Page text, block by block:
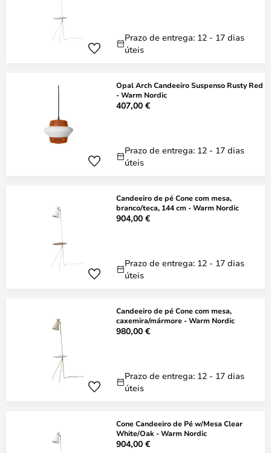
Prazo de entrega: 12 - 17 dias
úteis
Opal Arch Candeeiro Suspenso Rusty Red
- Warm Nordic
407,00 €
Prazo de entrega: 12 - 17 dias
úteis
Candeeiro de pé Cone com mesa,
branco/teca, 144 cm - Warm Nordic
904,00 €
Prazo de entrega: 12 - 17 dias
úteis
Candeeiro de pé Cone com mesa,
caxemira/mármore - Warm Nordic
980,00 €
Prazo de entrega: 12 - 17 dias
úteis
Cone Candeeiro de Pé w/Mesa Clear
White/Oak - Warm Nordic
904,00 €